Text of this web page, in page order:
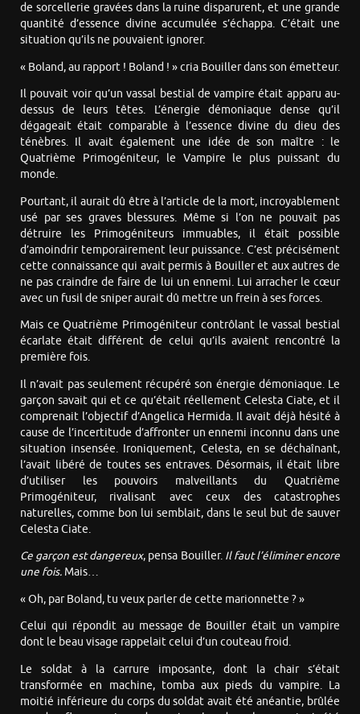
de sorcellerie gravées dans la ruine disparurent, et une grande
quantité d’essence divine accumulée s’échappa. C’était une
situation qu’ils ne pouvaient ignorer.
« Boland, au rapport ! Boland ! » cria Bouiller dans son émetteur.
Il pouvait voir qu’un vassal bestial de vampire était apparu au-
dessus de leurs têtes. L’énergie démoniaque dense qu’il
dégageait était comparable à l’essence divine du dieu des
ténèbres. Il avait également une idée de son maître : le
Quatrième Primogéniteur, le Vampire le plus puissant du
monde.
Pourtant, il aurait dû être à l’article de la mort, incroyablement
usé par ses graves blessures. Même si l’on ne pouvait pas
détruire les Primogéniteurs immuables, il était possible
d’amoindrir temporairement leur puissance. C’est précisément
cette connaissance qui avait permis à Bouiller et aux autres de
ne pas craindre de faire de lui un ennemi. Lui arracher le cœur
avec un fusil de sniper aurait dû mettre un frein à ses forces.
Mais ce Quatrième Primogéniteur contrôlant le vassal bestial
écarlate était différent de celui qu’ils avaient rencontré la
première fois.
Il n’avait pas seulement récupéré son énergie démoniaque. Le
garçon savait qui et ce qu’était réellement Celesta Ciate, et il
comprenait l’objectif d’Angelica Hermida. Il avait déjà hésité à
cause de l’incertitude d’affronter un ennemi inconnu dans une
situation insensée. Ironiquement, Celesta, en se déchaînant,
l’avait libéré de toutes ses entraves. Désormais, il était libre
d’utiliser les pouvoirs malveillants du Quatrième
Primogéniteur, rivalisant avec ceux des catastrophes
naturelles, comme bon lui semblait, dans le seul but de sauver
Celesta Ciate.
Ce garçon est dangereux, pensa Bouiller. Il faut l’éliminer encore
une fois. Mais…
« Oh, par Boland, tu veux parler de cette marionnette ? »
Celui qui répondit au message de Bouiller était un vampire
dont le beau visage rappelait celui d’un couteau froid.
Le soldat à la carrure imposante, dont la chair s’était
transformée en machine, tomba aux pieds du vampire. La
moitié inférieure du corps du soldat avait été anéantie, brûlée